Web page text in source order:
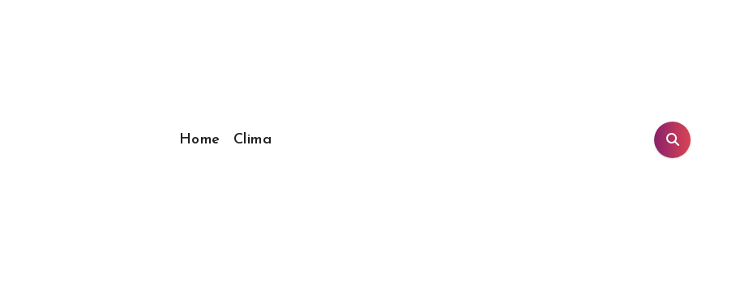
Home Clima